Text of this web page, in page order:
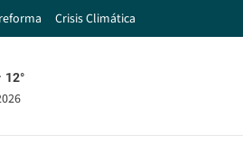
Crisis Climática
12°